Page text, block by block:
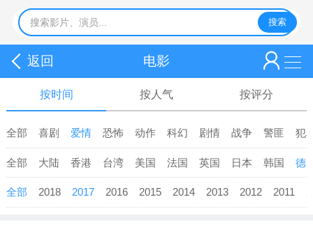
返回 电影
按时间 按人气 按评分
全部 喜剧 爱情 恐怖 动作 科幻 剧情 战争 警匪 犯
全部 大陆 香港 台湾 美国 法国 英国 日本 韩国 德
全部 2018 2017 2016 2015 2014 2013 2012 2011